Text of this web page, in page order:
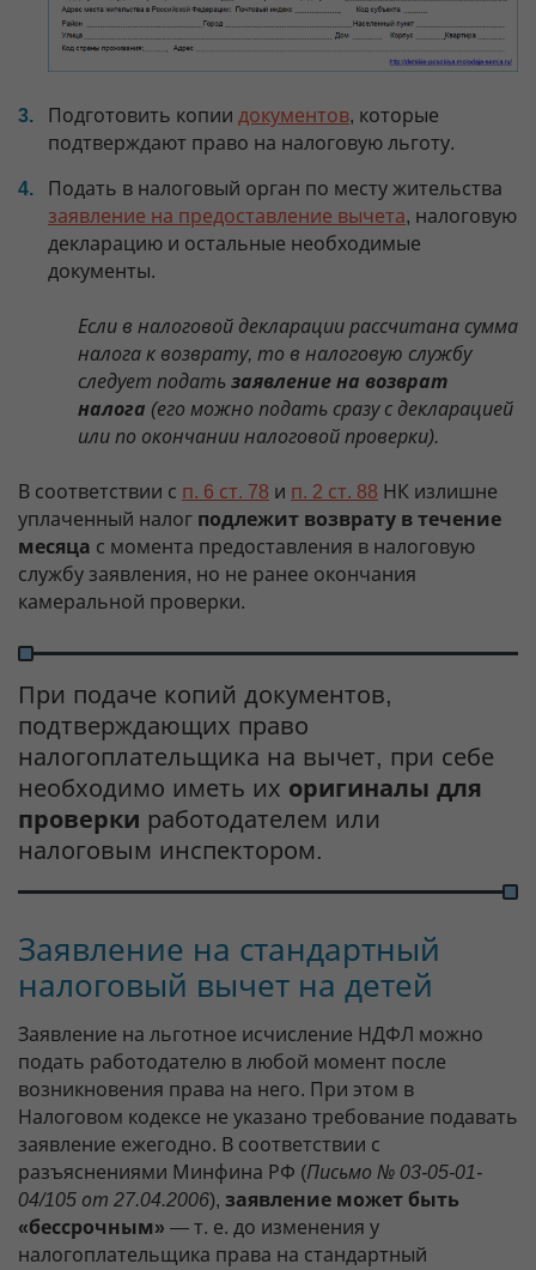
Подготовить копии документов, которые
подтверждают право на налоговую льготу.
Подать в налоговый орган по месту жительства
заявление на предоставление вычета, налоговую
декларацию и остальные необходимые
документы.
Если в налоговой декларации рассчитана сумма
налога к возврату, то в налоговую службу
следует подать заявление на возврат
налога (его можно подать сразу с декларацией
или по окончании налоговой проверки).
В соответствии с п. 6 ст. 78 и п. 2 ст. 88 НК излишне
уплаченный налог подлежит возврату в течение
месяца с момента предоставления в налоговую
службу заявления, но не ранее окончания
камеральной проверки.
При подаче копий документов,
подтверждающих право
налогоплательщика на вычет, при себе
необходимо иметь их оригиналы для
проверки работодателем или
налоговым инспектором.
Заявление на стандартный
налоговый вычет на детей
Заявление на льготное исчисление НДФЛ можно
подать работодателю в любой момент после
возникновения права на него. При этом в
Налоговом кодексе не указано требование подавать
заявление ежегодно. В соответствии с
разъяснениями Минфина РФ (Письмо № 03-05-01-
04/105 от 27.04.2006), заявление может быть
«бессрочным» — т. е. до изменения у
налогоплательщика права на стандартный